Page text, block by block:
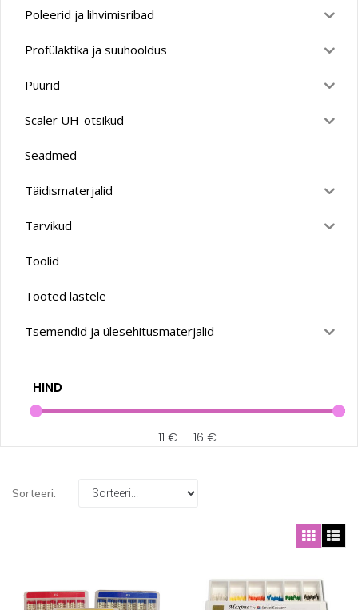
Poleerid ja lihvimisribad
Profülaktika ja suuhooldus
Puurid
Scaler UH-otsikud
Seadmed
Täidismaterjalid
Tarvikud
Toolid
Tooted lastele
Tsemendid ja ülesehitusmaterjalid
HIND
11 € — 16 €
Sorteeri: